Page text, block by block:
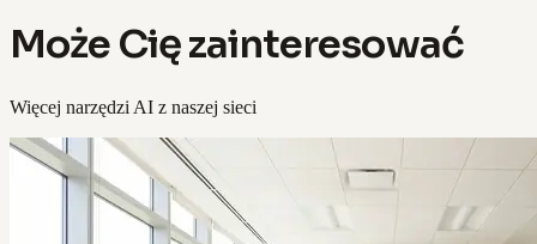
Może Cię zainteresować
Więcej narzędzi AI z naszej sieci